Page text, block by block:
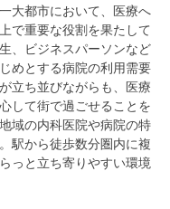
大都市において、医療へ
で重要な役割を果たして
、ビジネスパーソンなど
めとする病院の利用需要
立ち並びながらも、医療
して街で過ごせることを
域の内科医院や病院の特
駅から徒歩数分圏内に複
っと立ち寄りやすい環境